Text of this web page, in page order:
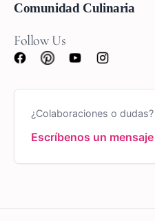
Comunidad Culinaria
Follow Us
¿Colaboraciones o dudas?
Escríbenos un mensaje